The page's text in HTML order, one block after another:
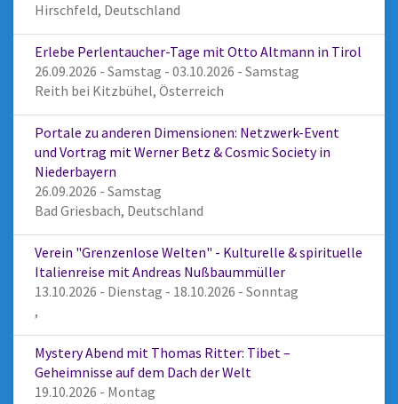
Hirschfeld, Deutschland
Erlebe Perlentaucher-Tage mit Otto Altmann in Tirol
26.09.2026 - Samstag - 03.10.2026 - Samstag
Reith bei Kitzbühel, Österreich
Portale zu anderen Dimensionen: Netzwerk-Event
und Vortrag mit Werner Betz & Cosmic Society in
Niederbayern
26.09.2026 - Samstag
Bad Griesbach, Deutschland
Verein "Grenzenlose Welten" - Kulturelle & spirituelle
Italienreise mit Andreas Nußbaummüller
13.10.2026 - Dienstag - 18.10.2026 - Sonntag
,
Mystery Abend mit Thomas Ritter: Tibet –
Geheimnisse auf dem Dach der Welt
19.10.2026 - Montag